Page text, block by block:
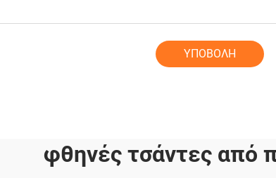
ΥΠΟΒΟΛΗ
φθηνές τσάντες από